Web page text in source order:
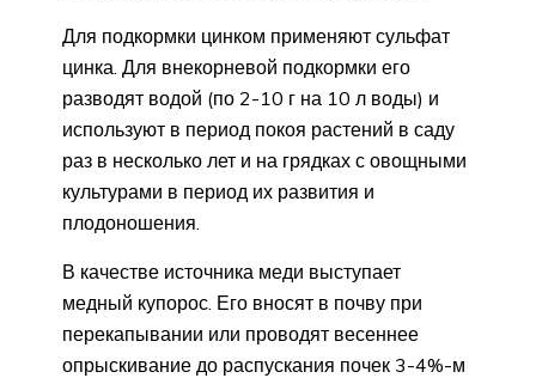
Для подкормки цинком применяют сульфат
цинка. Для внекорневой подкормки его
разводят водой (по 2-10 г на 10 л воды) и
используют в период покоя растений в саду
раз в несколько лет и на грядках с овощными
культурами в период их развития и
плодоношения.
В качестве источника меди выступает
медный купорос. Его вносят в почву при
перекапывании или проводят весеннее
опрыскивание до распускания почек 3-4%-м